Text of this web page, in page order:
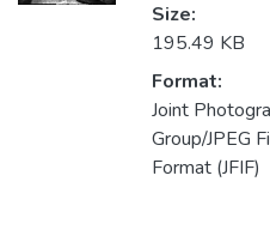
Size:
195.49 KB
Format:
Joint
Group/JPEG
Format (JFIF)